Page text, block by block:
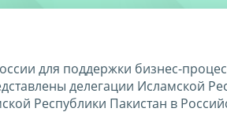
для поддержки бизнес-
делегации Исламской
Республики Пакистан в